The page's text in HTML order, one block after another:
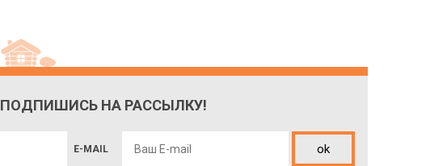
ПОДПИШИСЬ НА РАССЫЛКУ!
E-MAIL ok